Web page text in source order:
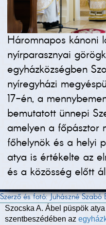
Háromnapos kánoni
nyírparasznyai
egyházközségben
nyíregyházi
17-én, a
bemutatott ünnepi
amelyen a főpásztor
főhelynök és a helyi
atya is értékelte az
és a közösség előtt
Szerző és fotó: Juhászné
Szocska A. Ábel püspök atya
szentbeszédében az